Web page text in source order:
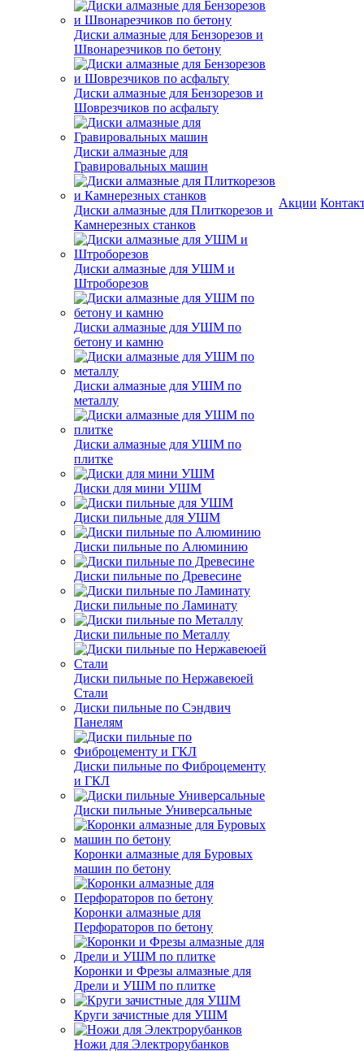
Диски алмазные для Бензорезов и
Швонарезчиков по бетону
Диски алмазные для Бензорезов и
Шоврезчиков по асфальту
Диски алмазные для
Гравировальных машин
Диски алмазные для Плиткорезов и
Камнерезных станков
Диски алмазные для УШМ и
Штроборезов
Диски алмазные для УШМ по
бетону и камню
Диски алмазные для УШМ по
металлу
Диски алмазные для УШМ по
плитке
Диски для мини УШМ
Диски пильные для УШМ
Диски пильные по Алюминию
Диски пильные по Древесине
Диски пильные по Ламинату
Диски пильные по Металлу
Диски пильные по Нержавеюей
Стали
Диски пильные по Сэндвич
Панелям
Диски пильные по Фиброцементу
и ГКЛ
Диски пильные Универсальные
Коронки алмазные для Буровых
машин по бетону
Коронки алмазные для
Перфораторов по бетону
Коронки и Фрезы алмазные для
Дрели и УШМ по плитке
Круги зачистные для УШМ
Ножи для Электрорубанков
Акции